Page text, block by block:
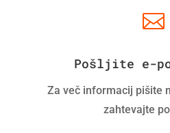

Pošljite e-
Za več informacij pišite
zahtevajte